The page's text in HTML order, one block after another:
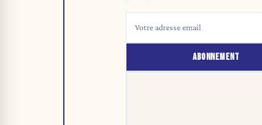
ABONNEMENT